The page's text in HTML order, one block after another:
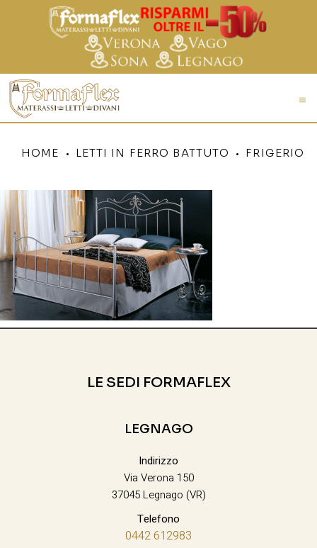
HOME LETTI IN FERRO BATTUTO FRIGERIO
LE SEDI FORMAFLEX
LEGNAGO
Indirizzo
Via Verona 150
37045 Legnago (VR)
Telefono
0442 612983